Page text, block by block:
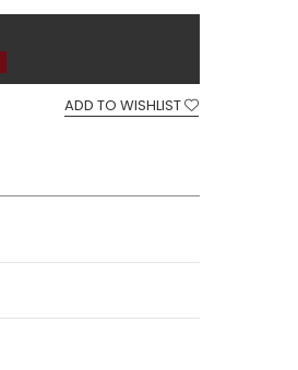
ADD TO WISHLIST